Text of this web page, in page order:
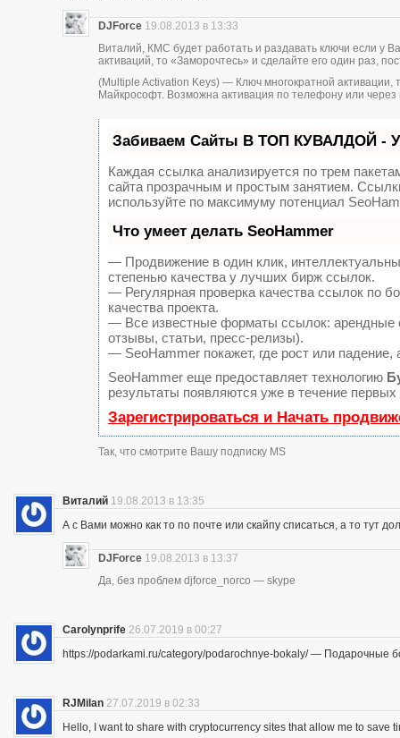
DJForce 19.08.2013 в 13:33
Виталий, КМС будет работать и раздавать ключи если у
активаций, то «Заморочтесь» и сделайте его один раз,
(Multiple Activation Keys) — Ключ многократной активации,
Майкрософт. Возможна активация по телефону или через
Забиваем Сайты В ТОП КУВАЛДОЙ -
Каждая ссылка анализируется по трем
сайта прозрачным и простым занятием.
используйте по максимуму потенциал
Что умеет делать SeoHammer
— Продвижение в один клик,
степенью качества у лучших бирж ссылок.
— Регулярная проверка качества ссылок по
качества проекта.
— Все известные форматы ссылок: арендные
отзывы, статьи, пресс-релизы).
— SeoHammer покажет, где рост или
SeoHammer еще предоставляет технологию
результаты появляются уже в течение первых
Зарегистрироваться и Начать
Так, что смотрите Вашу подписку MS
Виталий 19.08.2013 в 13:35
А с Вами можно как то по почте или скайпу списаться, а то тут
DJForce 19.08.2013 в 13:37
Да, без проблем djforce_norco — skype
Carolynprife 26.07.2019 в 00:27
https://podarkami.ru/category/podarochnye-bokaly/ — Подарочные
RJMilan 27.07.2019 в 02:33
Hello, I want to share with cryptocurrency sites that allow me to save